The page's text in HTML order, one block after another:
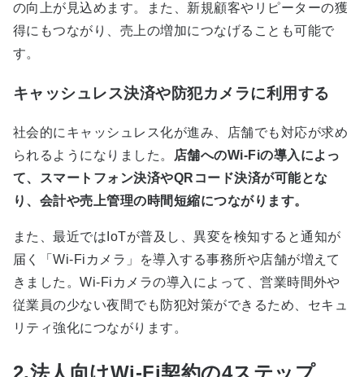
の向上が見込めます。また、新規顧客やリピーターの獲
得にもつながり、売上の増加につなげることも可能で
す。
キャッシュレス決済や防犯カメラに利用する
社会的にキャッシュレス化が進み、店舗でも対応が求め
られるようになりました。 店舗へのWi-Fiの導入によっ
て、スマートフォン決済やQRコード決済が可能とな
り、会計や売上管理の時間短縮につながります。
また、最近ではIoTが普及し、異変を検知すると通知が
届く「Wi-Fiカメラ」を導入する事務所や店舗が増えて
きました。Wi-Fiカメラの導入によって、営業時間外や
従業員の少ない夜間でも防犯対策ができるため、セキュ
リティ強化につながります。